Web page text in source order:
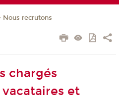
Nous recrutons
chargés
et